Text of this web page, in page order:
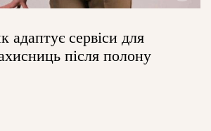
адаптує сервіси для
після полону